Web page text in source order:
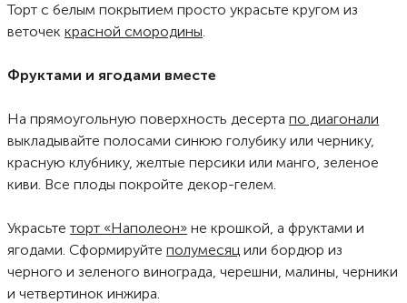
Торт с белым покрытием просто украсьте кругом из
веточек красной смородины.
Фруктами и ягодами вместе
На прямоугольную поверхность десерта по диагонали
выкладывайте полосами синюю голубику или чернику,
красную клубнику, желтые персики или манго, зеленое
киви. Все плоды покройте декор-гелем.
Украсьте торт «Наполеон» не крошкой, а фруктами и
ягодами. Сформируйте полумесяц или бордюр из
черного и зеленого винограда, черешни, малины, черники
и четвертинок инжира.